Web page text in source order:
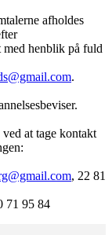
afholdes
med henblik på fuld
.
at tage kontakt
, 22 81
71 95 84